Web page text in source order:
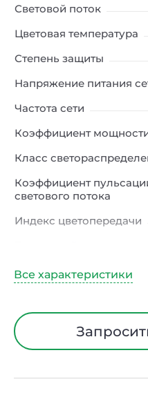
Световой поток
Цветовая температура
Степень защиты
Напряжение питания
Частота сети
Коэффициент
Класс
Коэффициент
светового потока
Индекс цветопередачи
Угол рассеивания
Диапазон рабочих